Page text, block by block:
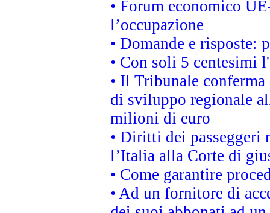
• Forum economico
l’occupazione
• Domande e risposte:
• Con soli 5 centesimi
• Il Tribunale
di sviluppo regionale
milioni di euro
• Diritti dei passeggeri
l’Italia alla Corte di
• Come garantire
• Ad un fornitore di